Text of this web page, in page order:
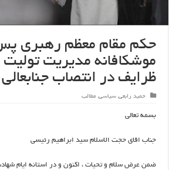
حکم مقام معظم رهبری
موشکافانه مدیریت تولیت
ظرایف در انتصاب
حمید رابعی,سیاسی, مطالب
بسمه تعالی
جناب اقای حجت الاسلام سید ابراهیم رئیسی
ضمن عرض سلام و تحیات ، اکنون و در استانه ایام